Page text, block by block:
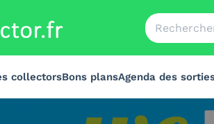
collectorsBons plansAgenda des